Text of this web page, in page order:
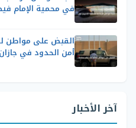
في محمية الإمام
القبض على مواطن
أمن الحدود في جازان
آخر الأخبار